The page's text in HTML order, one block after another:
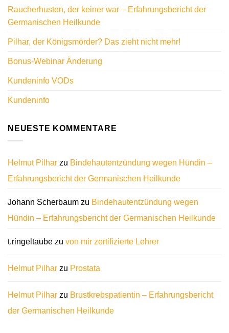
Raucherhusten, der keiner war – Erfahrungsbericht der
Germanischen Heilkunde
Pilhar, der Königsmörder? Das zieht nicht mehr!
Bonus-Webinar Änderung
Kundeninfo VODs
Kundeninfo
NEUESTE KOMMENTARE
Helmut Pilhar zu Bindehautentzündung wegen Hündin –
Erfahrungsbericht der Germanischen Heilkunde
Johann Scherbaum zu Bindehautentzündung wegen
Hündin – Erfahrungsbericht der Germanischen Heilkunde
t.ringeltaube zu von mir zertifizierte Lehrer
Helmut Pilhar zu Prostata
Helmut Pilhar zu Brustkrebspatientin – Erfahrungsbericht
der Germanischen Heilkunde